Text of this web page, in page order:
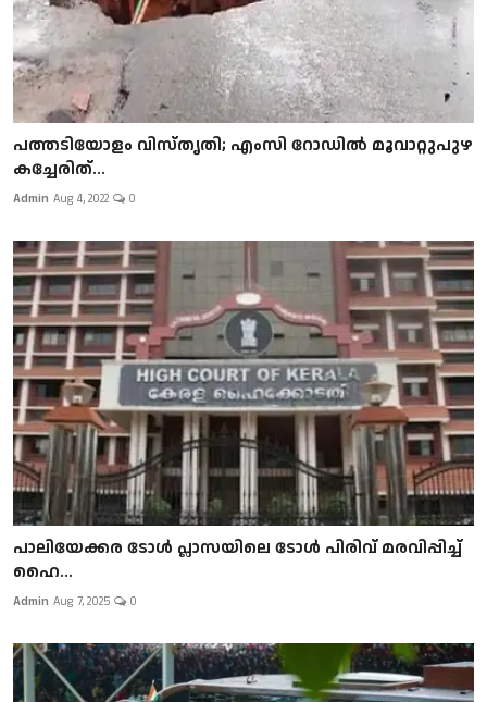
പത്തടിയോളം വിസ്തൃതി; എംസി റോഡില്‍ മൂവാറ്റുപുഴ
കച്ചേരിത്...
Admin Aug 4, 2022 0
പാലിയേക്കര ടോള്‍ പ്ലാസയിലെ ടോള്‍ പിരിവ് മരവിപ്പിച്ച്
ഹൈ...
Admin Aug 7, 2025 0